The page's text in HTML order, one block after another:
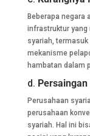
Beberapa negara
infrastruktur yang
syariah,
mekanisme
hambatan dalam
d.
Perusahaan
perusahaan
syariah. Hal ini